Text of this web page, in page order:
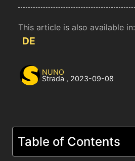
This article is also available in:
DE
NUNO
Strada , 2023-09-08
Table of Contents